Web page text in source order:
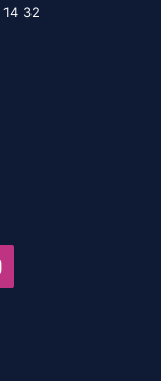
32
Instagram